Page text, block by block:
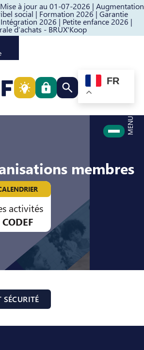
à jour au 01-07-2026 | Augmentation
social | Formation 2026 | Garantie
Intégration 2026 | Petite enfance 2026 |
d’achats - BRUX'Koop
Passer au pied de page
Rechercher quelque
FR
MENU
membres
activités
CODEF